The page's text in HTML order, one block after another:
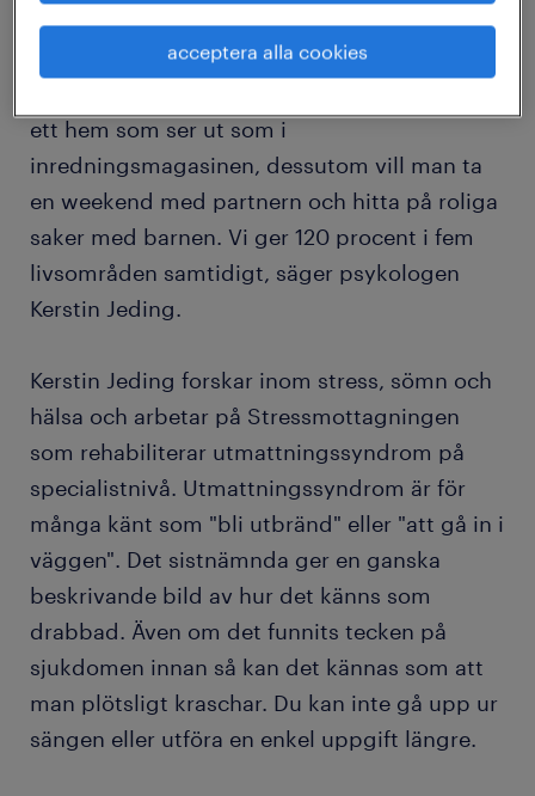
av många olika orsaker. Vi har en stor press
på oss både på jobbet och hemma. Många
ett hem som ser ut som i
inredningsmagasinen, dessutom vill man ta
en weekend med partnern och hitta på roliga
saker med barnen. Vi ger 120 procent i fem
livsområden samtidigt, säger psykologen
Kerstin Jeding.
Kerstin Jeding forskar inom stress, sömn och
hälsa och arbetar på Stressmottagningen
som rehabiliterar utmattningssyndrom på
specialistnivå. Utmattningssyndrom är för
många känt som "bli utbränd" eller "att gå in i
väggen". Det sistnämnda ger en ganska
beskrivande bild av hur det känns som
drabbad. Även om det funnits tecken på
sjukdomen innan så kan det kännas som att
man plötsligt kraschar. Du kan inte gå upp ur
sängen eller utföra en enkel uppgift längre.
acceptera alla cookies